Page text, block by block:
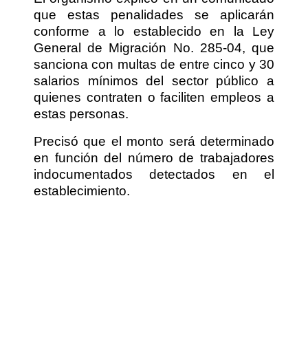
que estas penalidades se aplicarán
conforme a lo establecido en la Ley
General de Migración No. 285-04, que
sanciona con multas de entre cinco y 30
salarios mínimos del sector público a
quienes contraten o faciliten empleos a
estas personas.
Precisó que el monto será determinado
en función del número de trabajadores
indocumentados detectados en el
establecimiento.